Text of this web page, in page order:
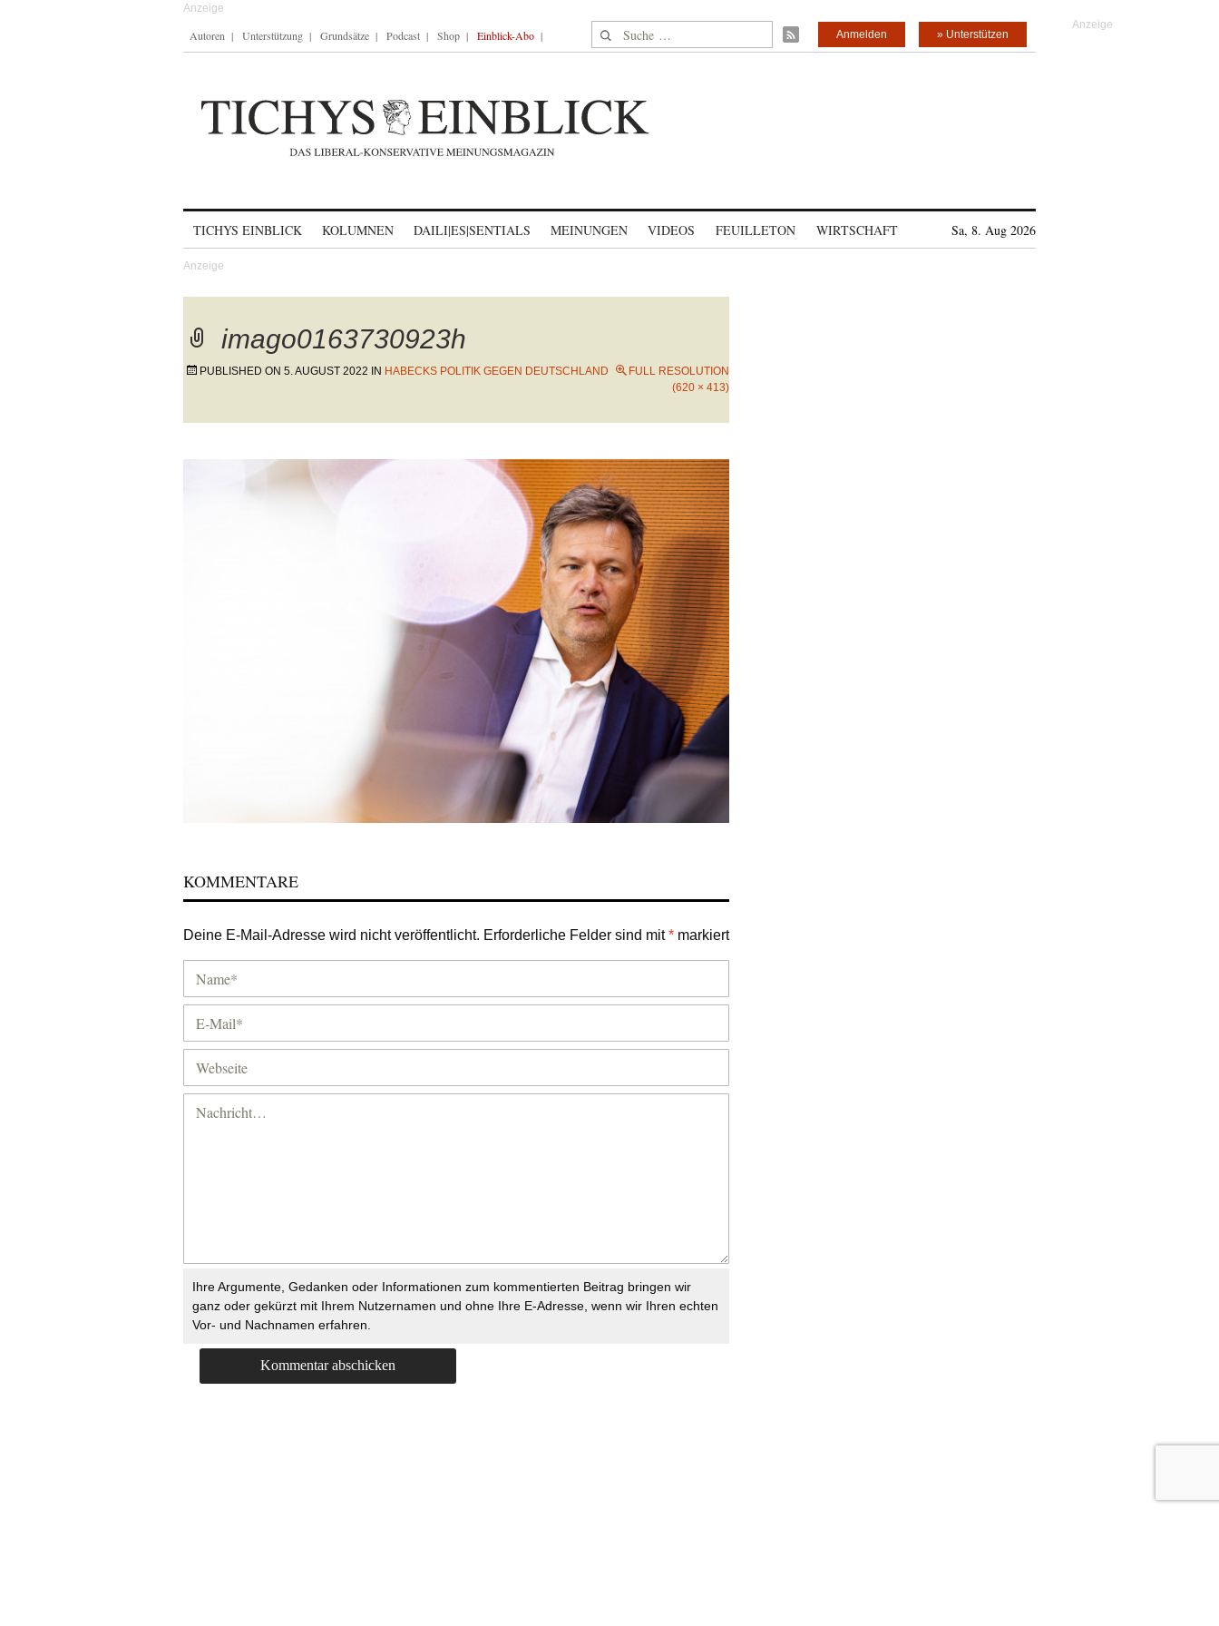
Autoren Unterstützung Grundsätze Podcast Shop Einblick-Abo Suche nach: » Unterstützen
Anmelden
TICHYS EINBLICK KOLUMNEN DAILI|ES|SENTIALS MEINUNGEN VIDEOS FEUILLETON WIRTSCHAFT Sa, 8. Aug 2026
imago0163730923h
PUBLISHED ON 5. AUGUST 2022 IN HABECKS POLITIK GEGEN DEUTSCHLAND
FULL RESOLUTION
(620 × 413)
KOMMENTARE
Deine E-Mail-Adresse wird nicht veröffentlicht. Erforderliche Felder sind mit* markiert
Ihre Argumente, Gedanken oder Informationen zum kommentierten Beitrag bringen wir
ganz oder gekürzt mit Ihrem Nutzernamen und ohne Ihre E-Adresse, wenn wir Ihren echten
Vor- und Nachnamen erfahren.